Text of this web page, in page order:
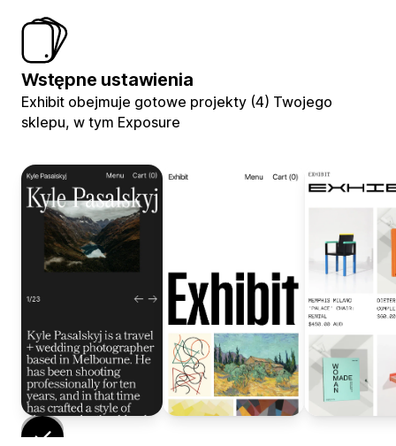
Wstępne ustawienia
Exhibit obejmuje gotowe projekty (4) Twojego
sklepu, w tym Exposure